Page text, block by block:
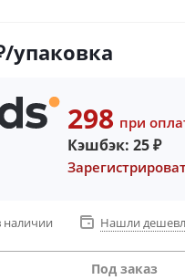
/упаковка
298 при
Кэшбэк: 25₽
наличии Нашли
Под заказ